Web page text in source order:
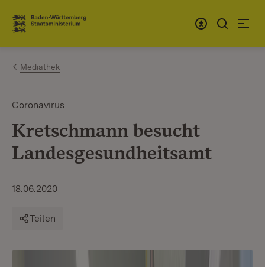
Zum Inhalt springen
Link zur Startseite
Mediathek
Coronavirus
Kretschmann besucht
Landesgesundheitsamt
18.06.2020
Teilen